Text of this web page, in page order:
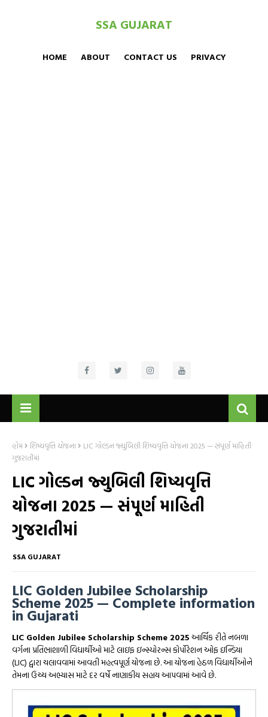
SSA GUJARAT
HOME ABOUT CONTACT US PRIVACY
હોમ શિષ્યવૃત્તિ યોજના
LIC ગોલ્ડન જ્યુબિલી શિષ્યવૃત્તિ યોજના 2025 — સંપૂર્ણ માહિતી
ગુજરાતીમાં
LIC ગોલ્ડન જ્યુબિલી શિષ્યવૃત્તિ
યોજના 2025 — સંપૂર્ણ માહિતી
ગુજરાતીમાં
SSA GUJARAT
LIC Golden Jubilee Scholarship
Scheme 2025 — Complete information
in Gujarati
LIC Golden Jubilee Scholarship Scheme 2025આર્થિક રીતે નબળા
વર્ગના પ્રતિભાશાળી વિદ્યાર્થીઓ માટે લાઇફ ઇન્સ્યોરન્સ કોર્પોરેશન ઓફ ઇન્ડિયા
(LIC) દ્વારા ચલાવવામાં આવતી મહત્વપૂર્ણ યોજના છે. આ યોજના હેઠળ વિદ્યાર્થીઓને
તેમના ઉચ્ચ અભ્યાસ માટે દર વર્ષે નાણાકીય સહાય આપવામાં આવે છે.